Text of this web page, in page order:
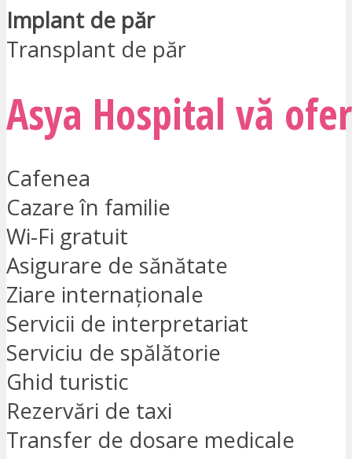
Implant de păr
Transplant de păr
Asya Hospital vă
Cafenea
Cazare în familie
Wi-Fi gratuit
Asigurare de sănătate
Ziare internaționale
Servicii de interpretariat
Serviciu de spălătorie
Ghid turistic
Rezervări de taxi
Transfer de dosare medicale